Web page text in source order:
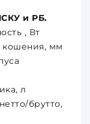
и РБ.
, Вт
кошения, мм
л
брутто,